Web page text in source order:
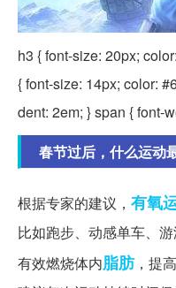
h3 { font-size: 20px;
{ font-size: 14px; color:
dent: 2em; } span { font-
春节过后，什么运动
根据专家的建议， 有氧
比如跑步、动感单车、
有效燃烧体内脂肪，提